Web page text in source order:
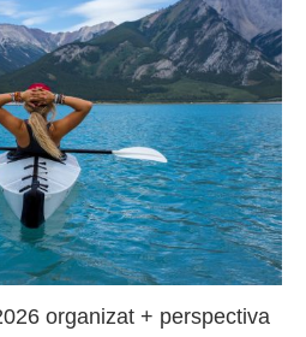
organizat + perspectiva